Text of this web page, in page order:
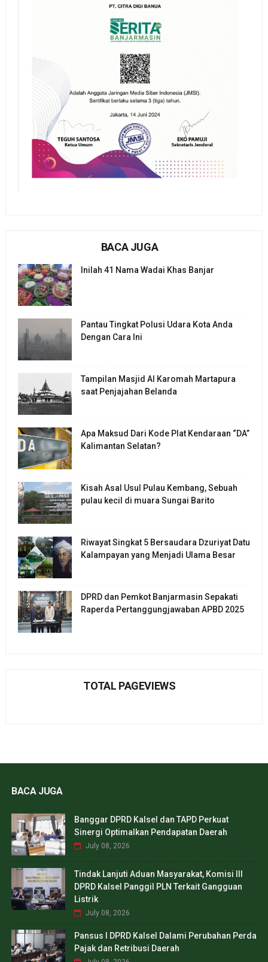
BACA JUGA
Inilah 41 Nama Wadai Khas Banjar
Pantau Tingkat Polusi Udara Kota Anda
Dengan Cara Ini
Tampilan Masjid Al Karomah Martapura
saat Penjajahan Belanda
Apa Maksud Dari Kode Plat Kendaraan “DA”
Kalimantan Selatan?
Kisah Asal Usul Pulau Kembang, Sebuah
pulau kecil di muara Sungai Barito
Riwayat Singkat 5 Bersaudara Dzuriyat Datu
Kalampayan yang Menjadi Ulama Besar
DPRD dan Pemkot Banjarmasin Sepakati
Raperda Pertanggungjawaban APBD 2025
TOTAL PAGEVIEWS
BACA JUGA
Banggar DPRD Kalsel dan TAPD Perkuat
Sinergi Optimalkan Pendapatan Daerah
July 08, 2026
Tindak Lanjuti Aduan Masyarakat, Komisi III
DPRD Kalsel Panggil PLN Terkait Gangguan
Listrik
July 08, 2026
Pansus I DPRD Kalsel Dalami Perubahan Perda
Pajak dan Retribusi Daerah